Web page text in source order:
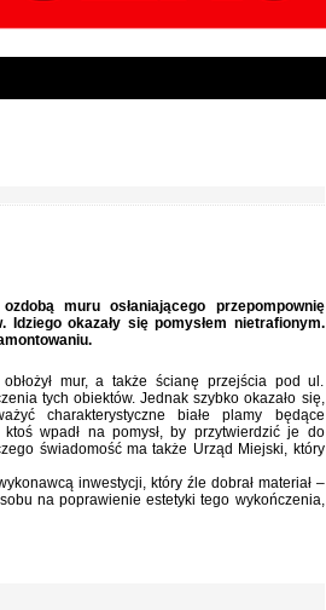
muru osłaniającego przepompownię
okazały się pomysłem nietrafionym.
mur, a także ścianę przejścia pod ul.
tych obiektów. Jednak szybko okazało się,
charakterystyczne białe plamy będące
wpadł na pomysł, by przytwierdzić je do
świadomość ma także Urząd Miejski, który
inwestycji, który źle dobrał materiał –
na poprawienie estetyki tego wykończenia,